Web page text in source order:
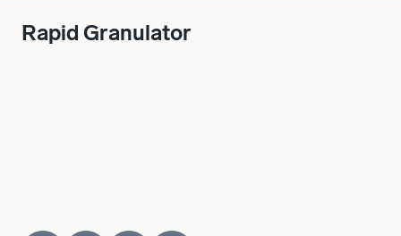
Rapid Granulator